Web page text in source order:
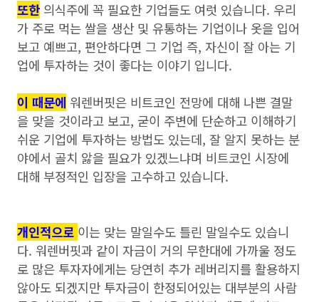
또한 의식주에 꼭 필요한 기업들도 여럿 있습니다. 우리
가 주로 먹는 쌀을 생산 및 유통하는 기업이나 옷을 입어
보고 예쁘고, 편안하다면 그 기업 즉, 자신이 잘 아는 기
업에 투자하는 것이 좋다는 이야기 입니다.
이 때문에 워렌버핏은 비트코인 전망에 대해 나쁜 결말
을 맞을 것이라고 보고, 굳이 주변에 단순하고 이해하기
쉬운 기업에 투자하는 방법도 있는데, 잘 알지 못하는 분
야에서 골치 앓을 필요가 있겠느냐며 비트코인 시장에
대해 부정적인 입장을 고수하고 있습니다.
개인적으로 이는 맞는 말일수도 틀린 말일수도 있습니
다. 워렌버핏과 같이 자금이 거의 무한대에 가까울 정도
로 많은 투자자에게는 당연히 추가 레버리지를 활용하지
않아도 되겠지만 투자금이 한정되어있는 대부분의 사람